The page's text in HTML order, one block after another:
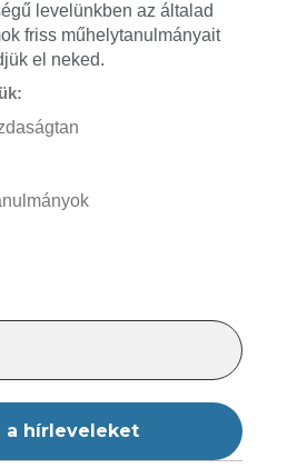
levelünkben az általad
friss műhelytanulmányait
el neked.